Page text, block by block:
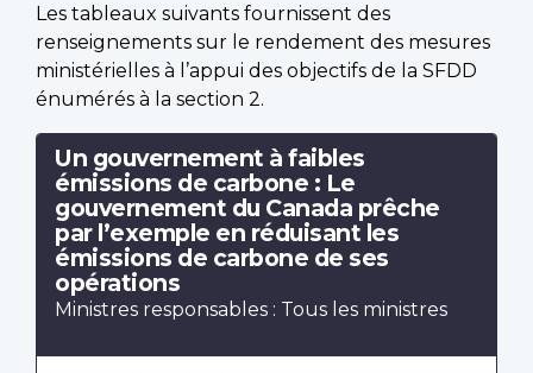
Les tableaux suivants fournissent des
renseignements sur le rendement des mesures
ministérielles à l’appui des objectifs de la SFDD
énumérés à la section 2.
Un gouvernement à faibles
émissions de carbone : Le
gouvernement du Canada prêche
par l’exemple en réduisant les
émissions de carbone de ses
opérations
Ministres responsables : Tous les ministres